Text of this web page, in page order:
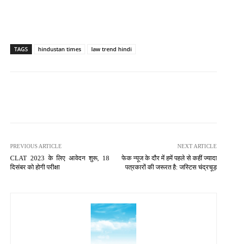
TAGS hindustan times law trend hindi
PREVIOUS ARTICLE
CLAT 2023 के लिए आवेदन शुरू, 18
दिसंबर को होगी परीक्षा
NEXT ARTICLE
फेक न्यूज के दौर में हमें पहले से कहीं ज्यादा
पत्रकारों की जरूरत है: जस्टिस चंद्रचूड़